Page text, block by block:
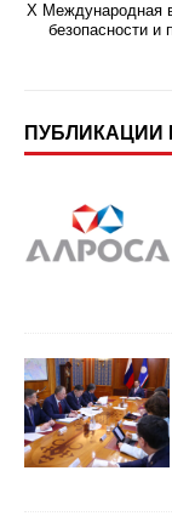
Х Международная
безопасности и
ПУБЛИКАЦИИ